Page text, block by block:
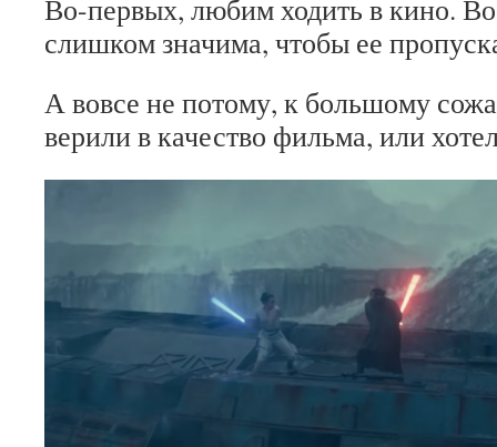
Во-первых, любим ходить в кино.
слишком значима, чтобы ее
А вовсе не потому, к большому
верили в качество фильма, или